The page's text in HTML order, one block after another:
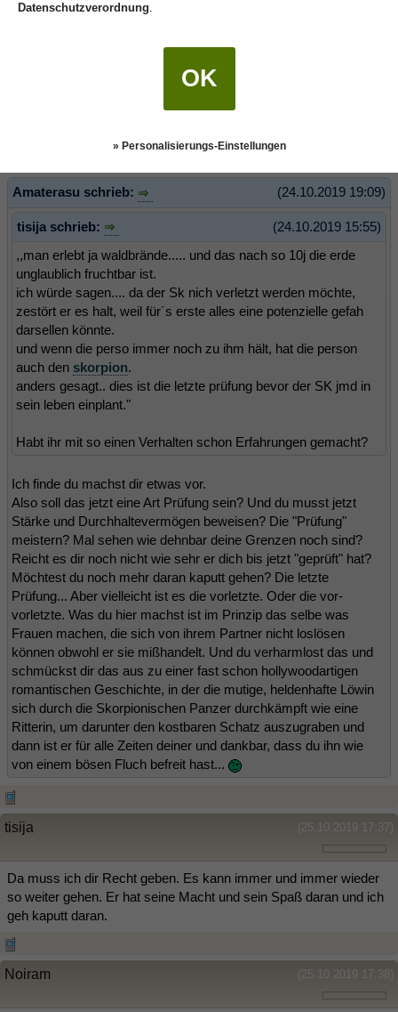
(24.10.2019 19:09)
Amaterasu schrieb:
(24.10.2019 15:55)
tisija schrieb:
,,man erlebt ja waldbrände..... und das nach so 10j die erde
unglaublich fruchtbar ist.
ich würde sagen.... da der Sk nich verletzt werden möchte,
zestört er es halt, weil für´s erste alles eine potenzielle gefah
darsellen könnte.
und wenn die perso immer noch zu ihm hält, hat die person
auch den skorpion.
anders gesagt.. dies ist die letzte prüfung bevor der SK jmd in
sein leben einplant."
Habt ihr mit so einen Verhalten schon Erfahrungen gemacht?
Ich finde du machst dir etwas vor.
Also soll das jetzt eine Art Prüfung sein? Und du musst jetzt
Stärke und Durchhaltevermögen beweisen? Die "Prüfung"
meistern? Mal sehen wie dehnbar deine Grenzen noch sind?
Reicht es dir noch nicht wie sehr er dich bis jetzt "geprüft" hat?
Möchtest du noch mehr daran kaputt gehen? Die letzte
Prüfung... Aber vielleicht ist es die vorletzte. Oder die vor-
vorletzte. Was du hier machst ist im Prinzip das selbe was
Frauen machen, die sich von ihrem Partner nicht loslösen
können obwohl er sie mißhandelt. Und du verharmlost das und
schmückst dir das aus zu einer fast schon hollywoodartigen
romantischen Geschichte, in der die mutige, heldenhafte Löwin
sich durch die Skorpionischen Panzer durchkämpft wie eine
Ritterin, um darunter den kostbaren Schatz auszugraben und
dann ist er für alle Zeiten deiner und dankbar, dass du ihn wie
von einem bösen Fluch befreit hast...
(25.10.2019 17:37)
tisija
Da muss ich dir Recht geben. Es kann immer und immer wieder
so weiter gehen. Er hat seine Macht und sein Spaß daran und ich
geh kaputt daran.
(25.10.2019 17:38)
Noiram
Datenschutzverordnung.
OK
» Personalisierungs-Einstellungen